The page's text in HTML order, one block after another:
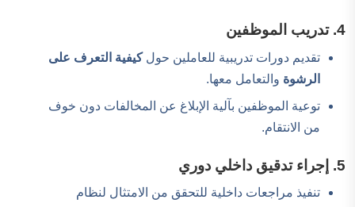
4. تدريب الموظفين
تقديم دورات تدريبية للعاملين حولكيفية التعرف على
الرشوة والتعامل معها.
توعية الموظفين بآلية الإبلاغ عن المخالفات دون خوف
من الانتقام.
5. إجراء تدقيق داخلي دوري
تنفيذ مراجعات داخلية للتحقق من الامتثال لنظام